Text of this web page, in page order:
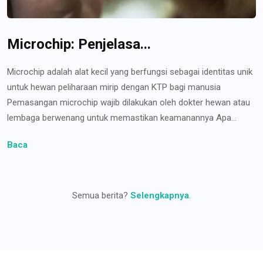
Microchip: Penjelasa...
Microchip adalah alat kecil yang berfungsi sebagai identitas unik
untuk hewan peliharaan mirip dengan KTP bagi manusia
Pemasangan microchip wajib dilakukan oleh dokter hewan atau
lembaga berwenang untuk memastikan keamanannya Apa...
Baca
Semua berita? Selengkapnya